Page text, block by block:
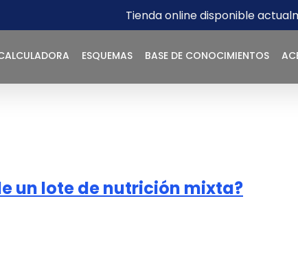
Tienda online disponible
ESQUEMAS BASE DE CONOCIMIENTOS
un lote de nutrición mixta?